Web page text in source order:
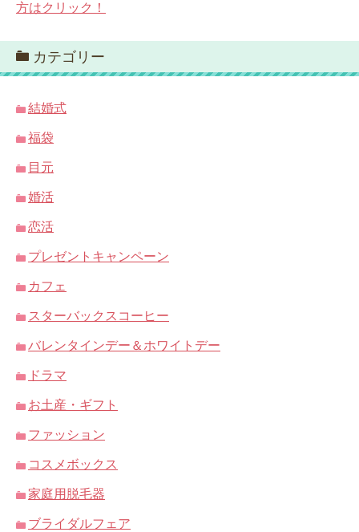
方はクリック！
カテゴリー
結婚式
福袋
目元
婚活
恋活
プレゼントキャンペーン
カフェ
スターバックスコーヒー
バレンタインデー＆ホワイトデー
ドラマ
お土産・ギフト
ファッション
コスメボックス
家庭用脱毛器
ブライダルフェア